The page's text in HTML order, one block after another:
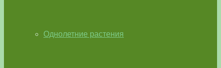
Однолетние растения